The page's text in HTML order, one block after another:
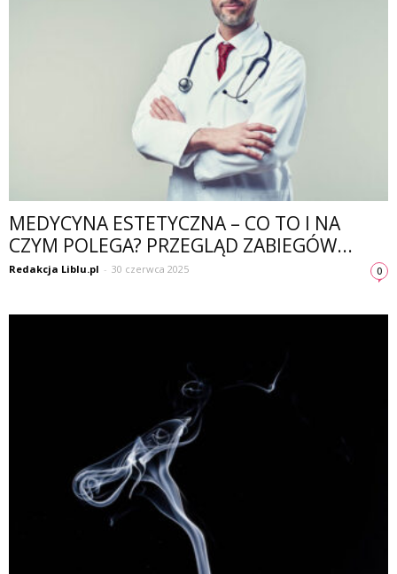
MEDYCYNA ESTETYCZNA – CO TO I NA
CZYM POLEGA? PRZEGLĄD ZABIEGÓW...
Redakcja Liblu.pl - 30 czerwca 2025 0